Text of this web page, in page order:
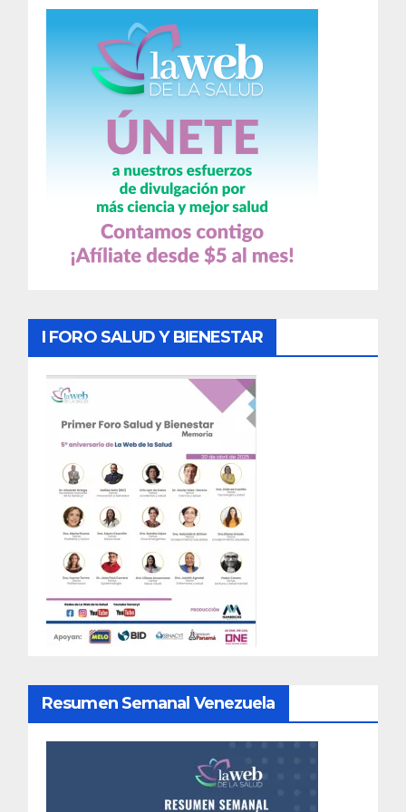
I FORO SALUD Y BIENESTAR
Resumen Semanal Venezuela